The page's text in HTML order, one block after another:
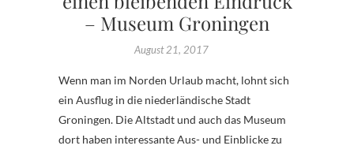
– Museum Groningen
August 21, 2017
Wenn man im Norden Urlaub macht, lohnt sich
ein Ausflug in die niederländische Stadt
Groningen. Die Altstadt und auch das Museum
dort haben interessante Aus- und Einblicke zu